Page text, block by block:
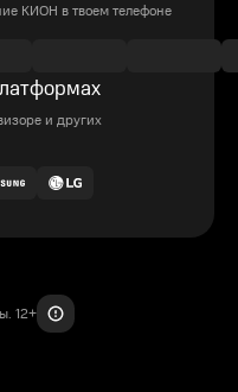
КИОН в твоем телефоне
и других
12+